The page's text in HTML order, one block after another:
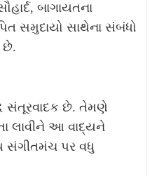
બાગાયતના
સમુદાયો સાથેના સંબંધો
છે.
સંતૂરવાદક છે. તેમણે
લાવીને આ વાદ્યને
સંગીતમંચ પર વધુ